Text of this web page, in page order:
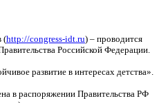
(http://congress-idt.ru) – проводится
Российской Федерации.
развитие в интересах детства».
в распоряжении Правительства РФ